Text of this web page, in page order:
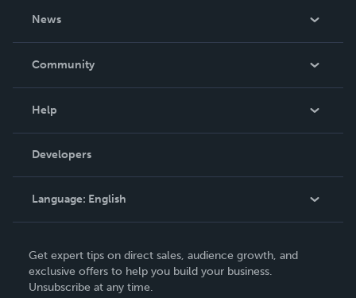
News
In The News
Community
Podcast
Help
Order Lookup
Knowledge Base
Contact Support
Developers
Language: English
Deutsch
Français
Get expert tips on direct sales, audience growth, and
exclusive offers to help you build your business.
Unsubscribe at any time.